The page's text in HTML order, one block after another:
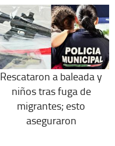
Rescataron a baleada y
niños tras fuga de
migrantes; esto
aseguraron